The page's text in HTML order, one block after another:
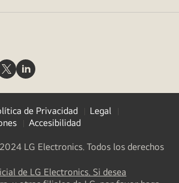
de Privacidad
Legal
Accesibilidad
LG Electronics. Todos los derechos
de LG Electronics. Si desea